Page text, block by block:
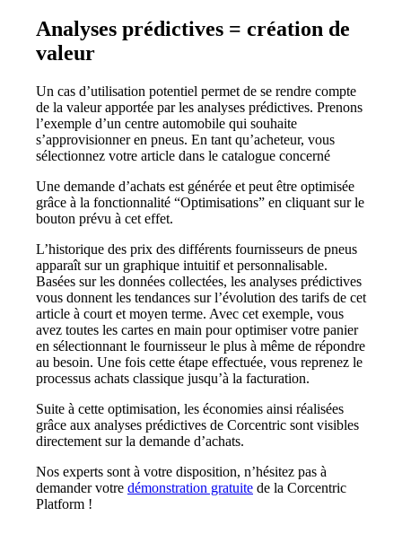
Analyses prédictives = création de
valeur
Un cas d’utilisation potentiel permet de se rendre compte
de la valeur apportée par les analyses prédictives. Prenons
l’exemple d’un centre automobile qui souhaite
s’approvisionner en pneus. En tant qu’acheteur, vous
sélectionnez votre article dans le catalogue concerné
Une demande d’achats est générée et peut être optimisée
grâce à la fonctionnalité “Optimisations” en cliquant sur le
bouton prévu à cet effet.
L’historique des prix des différents fournisseurs de pneus
apparaît sur un graphique intuitif et personnalisable.
Basées sur les données collectées, les analyses prédictives
vous donnent les tendances sur l’évolution des tarifs de cet
article à court et moyen terme. Avec cet exemple, vous
avez toutes les cartes en main pour optimiser votre panier
en sélectionnant le fournisseur le plus à même de répondre
au besoin. Une fois cette étape effectuée, vous reprenez le
processus achats classique jusqu’à la facturation.
Suite à cette optimisation, les économies ainsi réalisées
grâce aux analyses prédictives de Corcentric sont visibles
directement sur la demande d’achats.
Nos experts sont à votre disposition, n’hésitez pas à
demander votre démonstration gratuite de la Corcentric
Platform !